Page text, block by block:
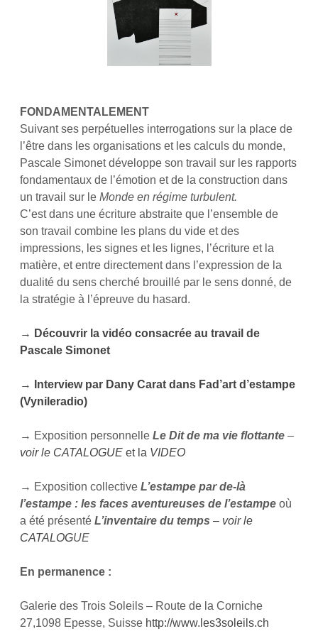
FONDAMENTALEMENT
Suivant ses perpétuelles interrogations sur la place de
l’être dans les organisations et les calculs du monde,
Pascale Simonet développe son travail sur les rapports
fondamentaux de l’émotion et de la construction dans
un travail sur le Monde en régime turbulent.
C’est dans une écriture abstraite que l’ensemble de
son travail combine les plans du vide et des
impressions, les signes et les lignes, l’écriture et la
matière, et entre directement dans l’expression de la
dualité du sens cherché brouillé par le sens donné, de
la stratégie à l’épreuve du hasard.
→ Découvrir la vidéo consacrée au travail de
Pascale Simonet
→
Interview par Dany Carat dans Fad’art d’estampe
(Vynileradio)
→ Exposition personnelleLe Dit de ma vie flottante –
voir le CATALOGUEet la VIDEO
→ Exposition collectiveL’estampe par de-là
l’estampe : les faces aventureuses de l’estampe où
a été présentéL’inventaire du temps – voir le
CATALOGUE
En permanence :
Galerie des Trois Soleils – Route de la Corniche
27,1098 Epesse, Suisse http://www.les3soleils.ch